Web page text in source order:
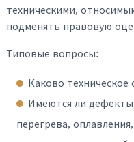
техническими,
подменять правовую
Типовые вопросы:
Каково техническое
Имеются ли
перегрева,